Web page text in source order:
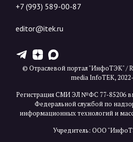
+7 (993) 589-00-87
editor@itek.ru
T Z X
© Отраслевой портал "ИнфоТЭК" /
media InfoTEK,
Регистрация СМИ ЭЛ №ФС 77-85206
Федеральной службой по
информационных технологий и
Учредитель: ООО